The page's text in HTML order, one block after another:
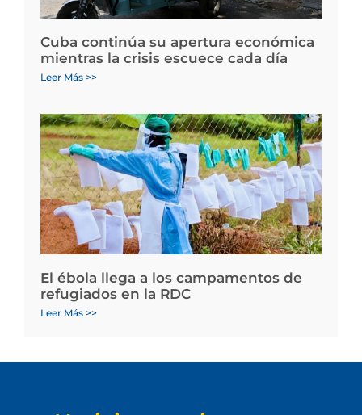
Cuba continúa su apertura económica
mientras la crisis escuece cada día
Leer Más >>
El ébola llega a los campamentos de
refugiados en la RDC
Leer Más >>